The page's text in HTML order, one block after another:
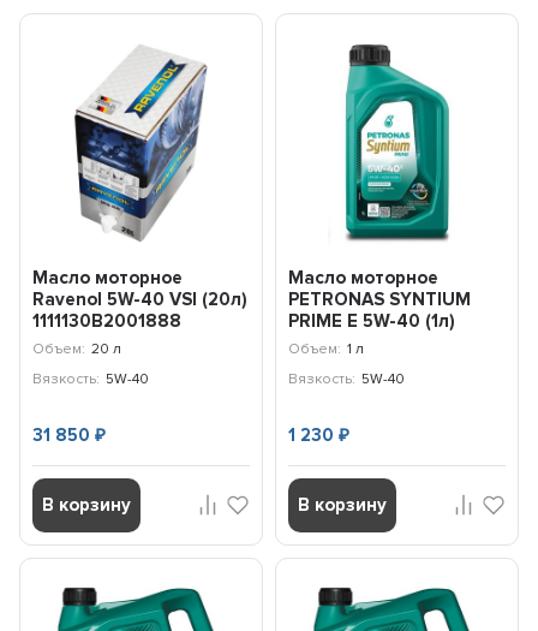
Масло моторное
Ravenol 5W-40 VSI (20л)
1111130B2001888
Объем: 20 л
Вязкость: 5W-40
31 850₽
В корзину
Масло моторное
PETRONAS SYNTIUM
PRIME E 5W-40 (1л)
71243E18EU
Объем: 1 л
Вязкость: 5W-40
1 230 ₽
В корзину